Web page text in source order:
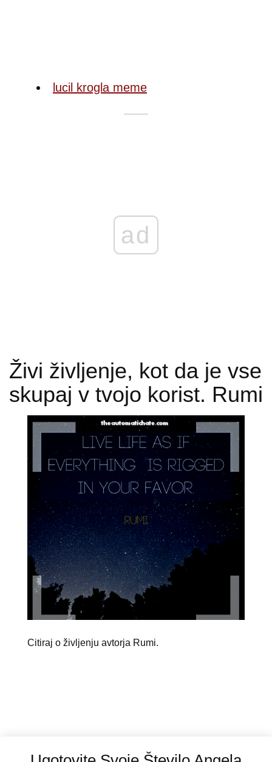
lucil krogla meme
ad
Živi življenje, kot da je vse
skupaj v tvojo korist. Rumi
Citiraj o življenju avtorja Rumi.